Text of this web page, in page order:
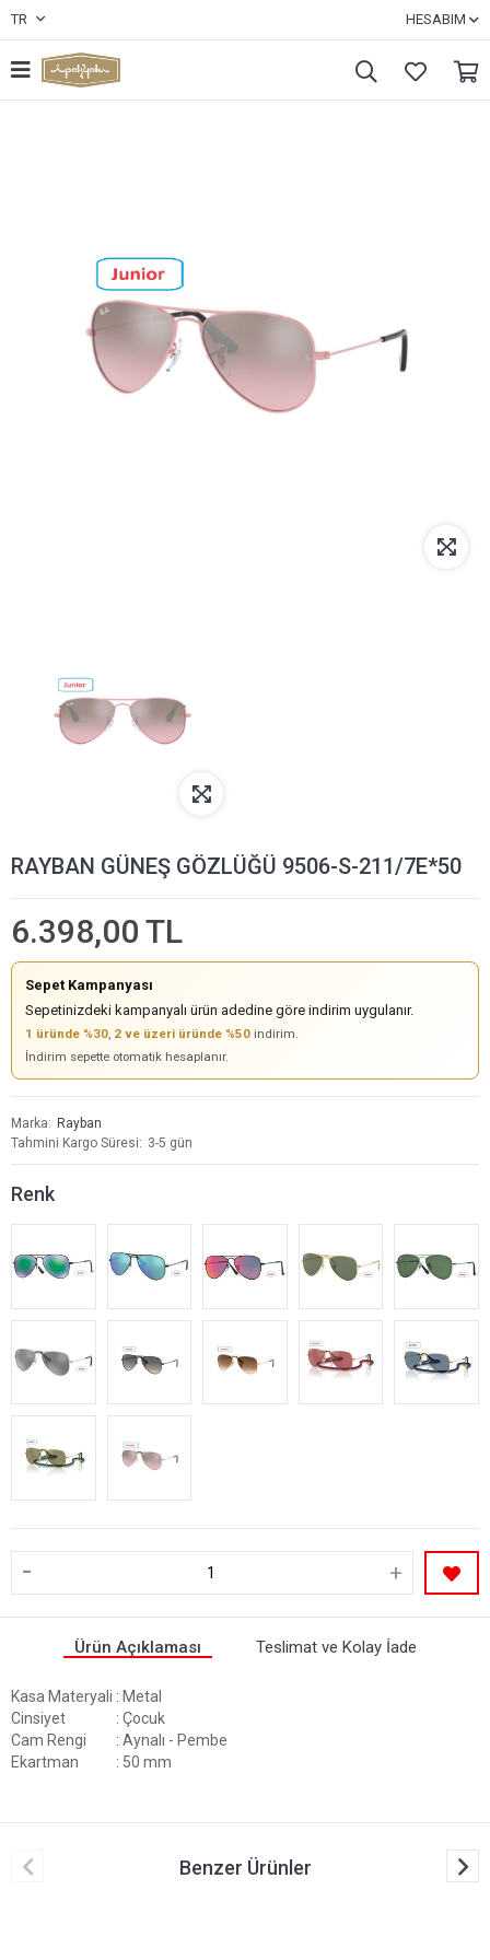
TR HESABIM
RAYBAN GÜNEŞ GÖZLÜĞÜ 9506-S-211/7E*50
6.398,00 TL
Sepet Kampanyası
Sepetinizdeki kampanyalı ürün adedine göre indirim uygulanır.
1 üründe %30, 2 ve üzeri üründe %50 indirim.
İndirim sepette otomatik hesaplanır.
Marka
Rayban
Tahmini Kargo Süresi
3-5 gün
Renk
- +
Ürün Açıklaması Teslimat ve Kolay İade
Kasa Materyali : Metal
Cinsiyet
: Çocuk
Cam Rengi
: Aynalı - Pembe
Ekartman
: 50 mm
Benzer Ürünler